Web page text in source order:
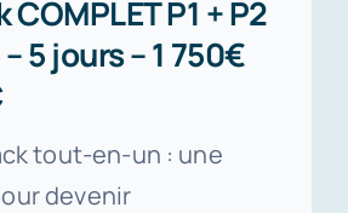
COMPLET P1 + P2
– 5 jours – 1 750€
tout-en-un : une
devenir